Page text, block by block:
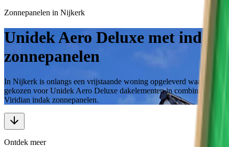
Zonnepanelen in Nijkerk
Unidek Aero Deluxe met indak
zonnepanelen
In Nijkerk is onlangs een vrijstaande woning opgeleverd waarbij is
gekozen voor Unidek Aero Deluxe dakelementen in combinatie met
Viridian indak zonnepanelen.
Ontdek meer